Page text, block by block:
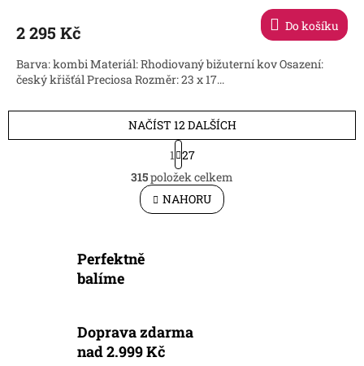
2 295 Kč Do košíku
Barva: kombi Materiál: Rhodiovaný bižuterní kov Osazení:
český křišťál Preciosa Rozměr: 23 x 17...
O
v
l
á
k
NAČÍST 12 DALŠÍCH
S
t
r
á
n
k
1 27
315položek celkem
NAHORU
Perfektně
balíme
Doprava zdarma
nad 2.999 Kč